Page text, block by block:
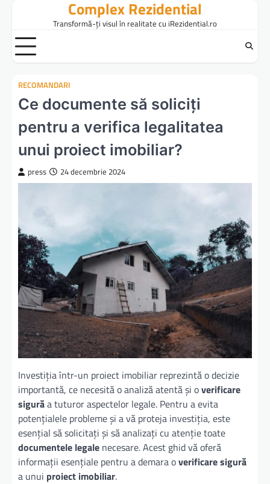
content
Complex Rezidential
Transformă-ți visul în realitate cu iRezidential.ro
RECOMANDARI
Ce documente să soliciți
pentru a verifica legalitatea
unui proiect imobiliar?
press 24 decembrie 2024
Investiția într-un proiect imobiliar reprezintă o decizie
importantă, ce necesită o analiză atentă și overificare
sigurăa tuturor aspectelor legale. Pentru a evita
potențialele probleme și a vă proteja investiția, este
esențial să solicitați și să analizați cu atenție toate
documentele legale necesare. Acest ghid vă oferă
informații esențiale pentru a demara overificare sigură
a unui proiect imobiliar.